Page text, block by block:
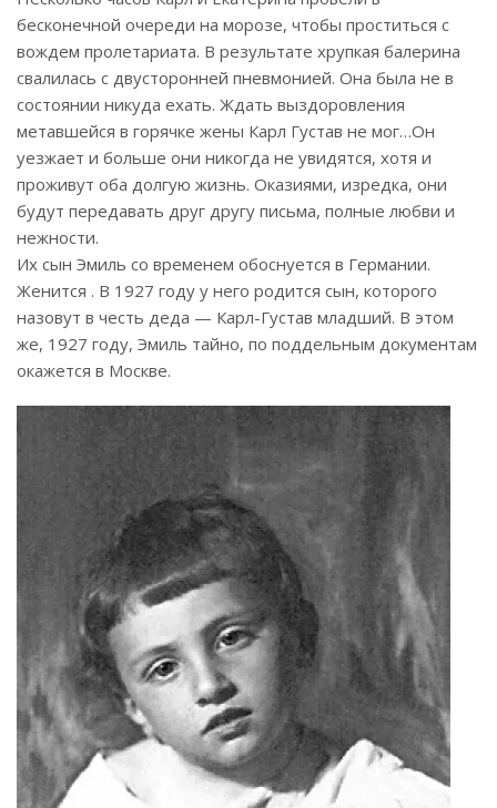
бесконечной очереди на морозе, чтобы проститься с
вождем пролетариата. В результате хрупкая балерина
свалилась с двусторонней пневмонией. Она была не в
состоянии никуда ехать. Ждать выздоровления
метавшейся в горячке жены Карл Густав не мог…Он
уезжает и больше они никогда не увидятся, хотя и
проживут оба долгую жизнь. Оказиями, изредка, они
будут передавать друг другу письма, полные любви и
нежности.
Их сын Эмиль со временем обоснуется в Германии.
Женится . В 1927 году у него родится сын, которого
назовут в честь деда — Карл-Густав младший. В этом
же, 1927 году, Эмиль тайно, по поддельным документам
окажется в Москве.